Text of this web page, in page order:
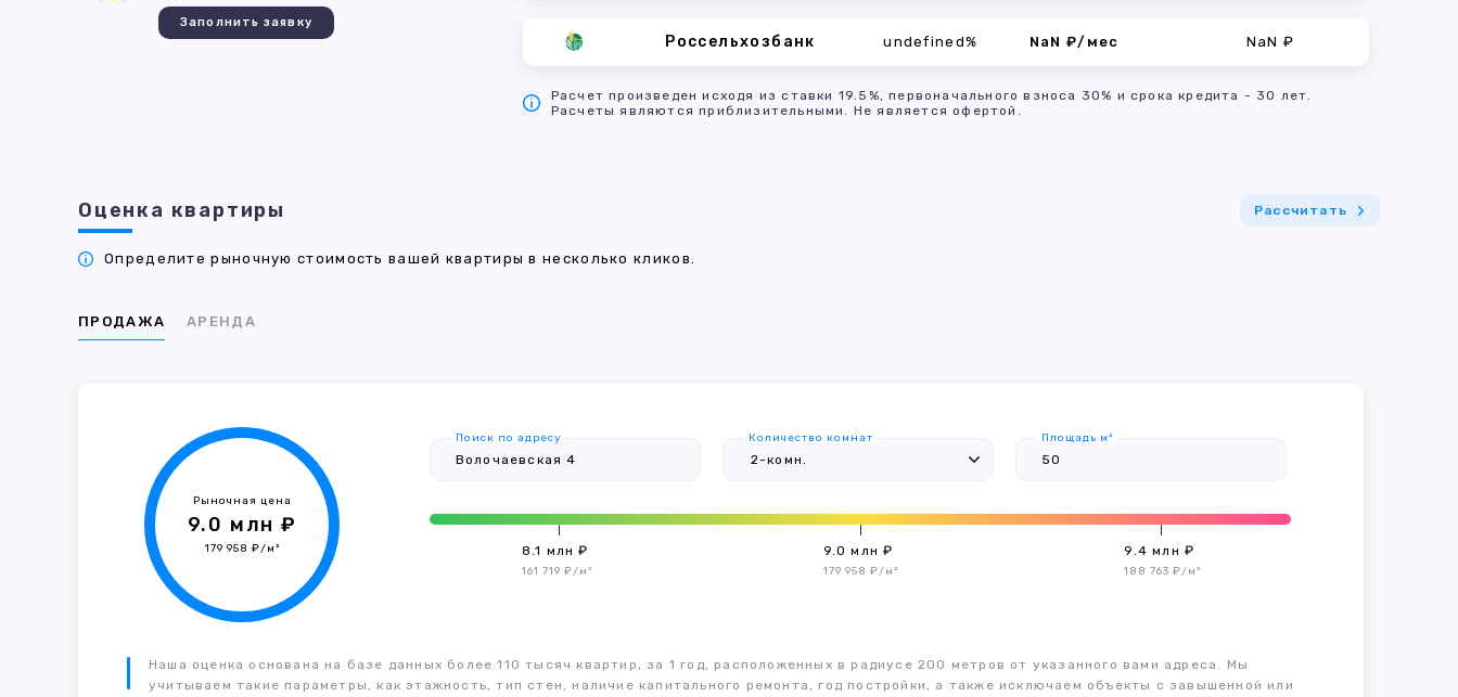
Заполнить заявку
Россельхозбанк undefined% NaN ₽/мес NaN ₽
Расчет произведен исходя из ставки 19.5%, первоначального взноса 30% и срока кредита - 30 лет.
Расчеты являются приблизительными. Не является офертой.
Оценка квартиры Рассчитать
Определите рыночную стоимость вашей квартиры в несколько кликов.
ПРОДАЖА АРЕНДА
Рыночная цена
9.0 млн ₽
179 958 ₽/м²
Поиск по адресу Количество комнат Площадь м²
8.1 млн ₽
161 719 ₽/м²
9.0 млн ₽
179 958 ₽/м²
9.4 млн ₽
188 763 ₽/м²
Наша оценка основана на базе данных более 110 тысяч квартир, за 1 год, расположенных в радиусе 200 метров от указанного вами адреса. Мы
учитываем такие параметры, как этажность, тип стен, наличие капитального ремонта, год постройки, а также исключаем объекты с завышенной или